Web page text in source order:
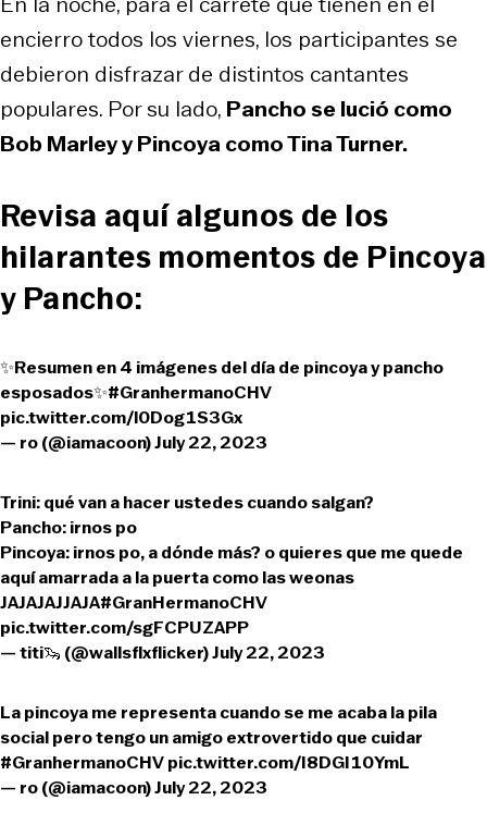
encierro todos los viernes, los participantes se
debieron disfrazar de distintos cantantes
populares. Por su lado, Pancho se lució como
Bob Marley y Pincoya como Tina Turner.
Revisa aquí algunos de los
hilarantes momentos de Pincoya
y Pancho:
✨Resumen en 4 imágenes del día de pincoya y pancho
esposados✨#GranhermanoCHV
pic.twitter.com/l0Dog1S3Gx
— ro (@iamacoon)July 22, 2023
Trini: qué van a hacer ustedes cuando salgan?
Pancho: irnos po
Pincoya: irnos po, a dónde más? o quieres que me quede
aquí amarrada a la puerta como las weonas
JAJAJAJJAJA#GranHermanoCHV
pic.twitter.com/sgFCPUZAPP
— titi🦦 (@wallsflxflicker)July 22, 2023
La pincoya me representa cuando se me acaba la pila
social pero tengo un amigo extrovertido que cuidar
#GranhermanoCHVpic.twitter.com/I8DGI10YmL
— ro (@iamacoon)July 22, 2023